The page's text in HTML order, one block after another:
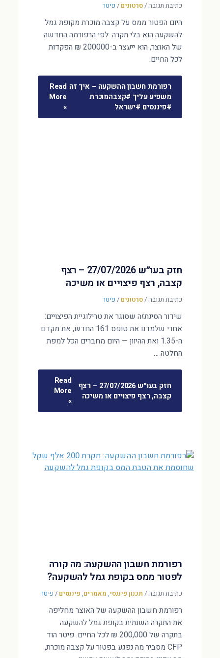
כתיבת תגובה/סרטונים / פיטר
היום הפטור ממס על קצבה מוכרת מקופת גמל
להשקעה הוא בלי תקרה. לפי הרפורמה החדשה
של האוצר, הוא ייעצר ב-200000 ₪ הפקדות
לכל החיים.
רפורמת חשבון ההשקעה – איך זה
משפיע עליך #קצבהמוכרת
#פיננסים #ישראל
Read
More
»
חזק בעו״ש 27/07/2026 – רצף
קצבה, רצף פיצויים או משיכה
כתיבת תגובה/סרטונים / פיטר
שידור הסינתזה שסוגר את טרילוגיית הפיצויים:
אחרי שלמדנו את טופס 161 החדש, את מקדם
ה-1.35 ואת ההיוון — היום מחברים הכל למפת
החלטה …
חזק בעו״ש 27/07/2026 – רצף
קצבה, רצף פיצויים או משיכה
Read
More
»
רפורמת חשבון ההשקעה: מה קורה
לפטור ממס בקופת גמל להשקעה?
כתיבת תגובה/ תכנון פיננסי, מאמרים, פיננסים / פיטר
רפורמת חשבון ההשקעה של האוצר מחליפה
את התקרה השנתית בקופת גמל להשקעה
בתקרה של 200,000 ₪ לכל החיים. פיטר הוד
CFP מסביר מה נפגע בפטור על קצבה מוכרת,